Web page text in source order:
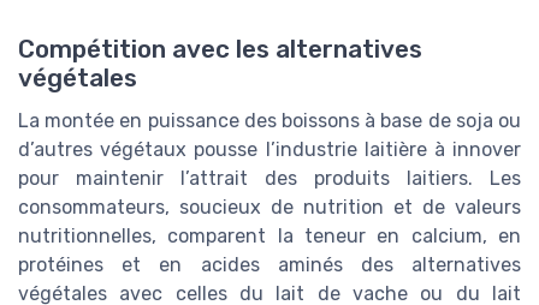
Compétition avec les alternatives
végétales
La montée en puissance des boissons à base de soja ou
d’autres végétaux pousse l’industrie laitière à innover
pour maintenir l’attrait des produits laitiers. Les
consommateurs, soucieux de nutrition et de valeurs
nutritionnelles, comparent la teneur en calcium, en
protéines et en acides aminés des alternatives
végétales avec celles du lait de vache ou du lait